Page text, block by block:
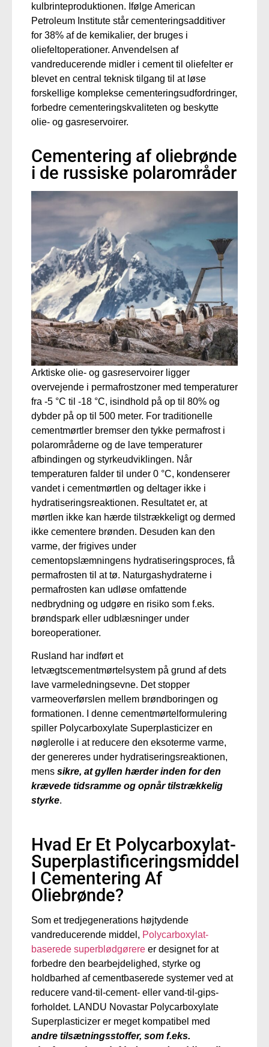
kulbrinteproduktionen. Ifølge American
Petroleum Institute står cementeringsadditiver
for 38% af de kemikalier, der bruges i
oliefeltoperationer. Anvendelsen af
vandreducerende midler i cement til oliefelter er
blevet en central teknisk tilgang til at løse
forskellige komplekse cementeringsudfordringer,
forbedre cementeringskvaliteten og beskytte
olie- og gasreservoirer.
Cementering af oliebrønde
i de russiske polarområder
Arktiske olie- og gasreservoirer ligger
overvejende i permafrostzoner med temperaturer
fra -5 °C til -18 °C, isindhold på op til 80% og
dybder på op til 500 meter. For traditionelle
cementmørtler bremser den tykke permafrost i
polarområderne og de lave temperaturer
afbindingen og styrkeudviklingen. Når
temperaturen falder til under 0 °C, kondenserer
vandet i cementmørtlen og deltager ikke i
hydratiseringsreaktionen. Resultatet er, at
mørtlen ikke kan hærde tilstrækkeligt og dermed
ikke cementere brønden. Desuden kan den
varme, der frigives under
cementopslæmningens hydratiseringsproces, få
permafrosten til at tø. Naturgashydraterne i
permafrosten kan udløse omfattende
nedbrydning og udgøre en risiko som f.eks.
brøndspark eller udblæsninger under
boreoperationer.
Rusland har indført et
letvægtscementmørtelsystem på grund af dets
lave varmeledningsevne. Det stopper
varmeoverførslen mellem brøndboringen og
formationen. I denne cementmørtelformulering
spiller Polycarboxylate Superplasticizer en
nøglerolle i at reducere den eksoterme varme,
der genereres under hydratiseringsreaktionen,
mens sikre, at gyllen hærder inden for den
krævede tidsramme og opnår tilstrækkelig
styrke.
Hvad Er Et Polycarboxylat-
Superplastificeringsmiddel
I Cementering Af
Oliebrønde?
Som et tredjegenerations højtydende
vandreducerende middel, Polycarboxylat-
baserede superblødgørere er designetfor at
forbedre den bearbejdelighed, styrke og
holdbarhed af cementbaserede systemer ved at
reducere vand-til-cement- eller vand-til-gips-
forholdet. LANDU Novastar Polycarboxylate
Superplasticizer er meget kompatibel med
andre tilsætningsstoffer, som f.eks.